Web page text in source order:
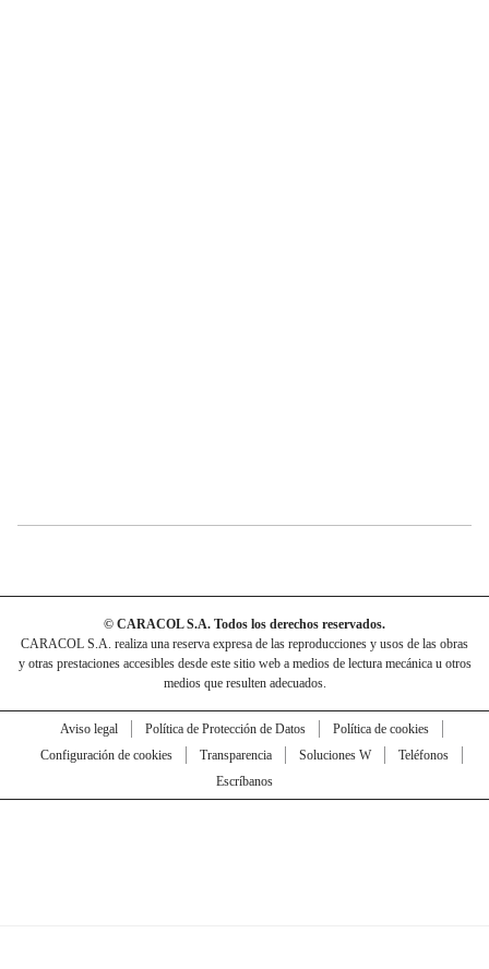
© CARACOL S.A. Todos los derechos reservados.
CARACOL S.A. realiza una reserva expresa de las reproducciones y usos de las obras
y otras prestaciones accesibles desde este sitio web a medios de lectura mecánica u otros
medios que resulten adecuados.
Aviso legal Política de Protección de Datos
Política de cookies
Configuración de cookies
Transparencia Soluciones W
Teléfonos
Escríbanos